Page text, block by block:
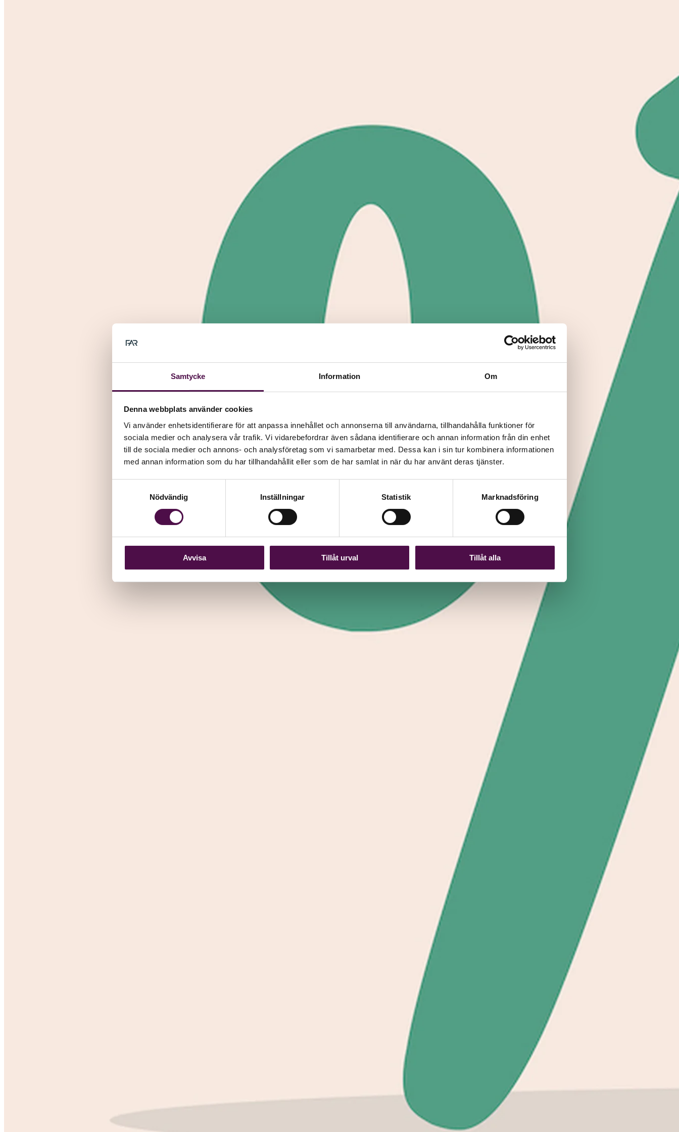
Samtycke Information Om
Denna webbplats använder cookies
Vi använder enhetsidentifierare för att anpassa innehållet och annonserna till användarna, tillhandahålla funktioner för
sociala medier och analysera vår trafik. Vi vidarebefordrar även sådana identifierare och annan information från din enhet
till de sociala medier och annons- och analysföretag som vi samarbetar med. Dessa kan i sin tur kombinera informationen
med annan information som du har tillhandahållit eller som de har samlat in när du har använt deras tjänster.
Nödvändig
Inställningar Statistik Marknadsföring
Avvisa Tillåt urval Tillåt alla